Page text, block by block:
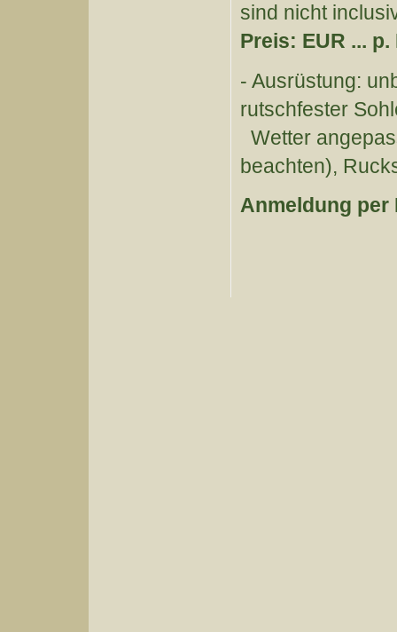
sind nicht
Preis: EUR ... p.
- Ausrüstung:
rutschfester
Wetter
beachten),
Anmeldung